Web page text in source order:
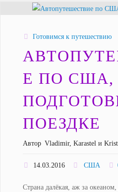
Готовимся к путешествию
Е ПО США,
ПОЕЗДКЕ
Автор Vladimir, Karastel и
14.03.2016 США
Страна далёкая, аж за